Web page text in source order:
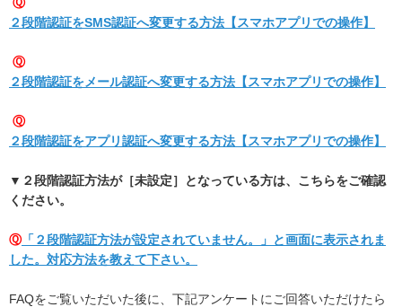
２段階認証をSMS認証へ変更する方法【スマホアプリでの操作】
Ⓠ
２段階認証をメール認証へ変更する方法【スマホアプリでの操作】
Ⓠ
２段階認証をアプリ認証へ変更する方法【スマホアプリでの操作】
▼２段階認証方法が［未設定］となっている方は、こちらをご確認
ください。
Ⓠ「２段階認証方法が設定されていません。」と画面に表示されま
した。対応方法を教えて下さい。
FAQをご覧いただいた後に、下記アンケートにご回答いただけたら